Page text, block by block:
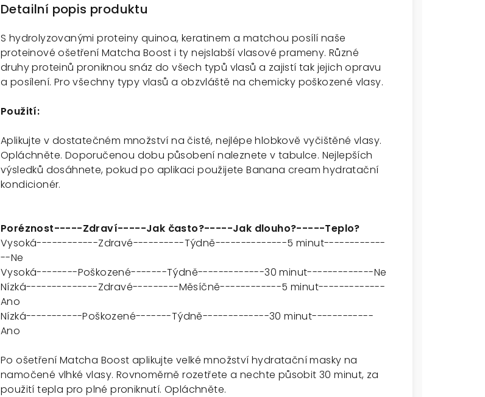
Detailní popis produktu
S hydrolyzovanými proteiny quinoa, keratinem a matchou posílí naše
proteinové ošetření Matcha Boost i ty nejslabší vlasové prameny. Různé
druhy proteinů proniknou snáz do všech typů vlasů a zajistí tak jejich opravu
a posílení. Pro všechny typy vlasů a obzvláště na chemicky poškozené vlasy.
Použití:
Aplikujte v dostatečném množství na čisté, nejlépe hlobkově vyčištěné vlasy.
Opláchněte. Doporučenou dobu působení naleznete v tabulce. Nejlepších
výsledků dosáhnete, pokud po aplikaci použijete Banana cream hydratační
kondicionér.
Poréznost-----Zdraví-----Jak často?-----Jak dlouho?-----Teplo?
Vysoká------------Zdravé----------Týdně--------------5 minut------------
--Ne
Vysoká--------Poškozené-------Týdně-------------30 minut-------------Ne
Nízká--------------Zdravé---------Měsíčně------------5 minut-------------
Ano
Nízká-----------Poškozené-------Týdně-------------30 minut------------
Ano
Po ošetření Matcha Boost aplikujte velké množství hydratační masky na
namočené vlhké vlasy. Rovnoměrně rozetřete a nechte působit 30 minut, za
použití tepla pro plné proniknutí. Opláchněte.